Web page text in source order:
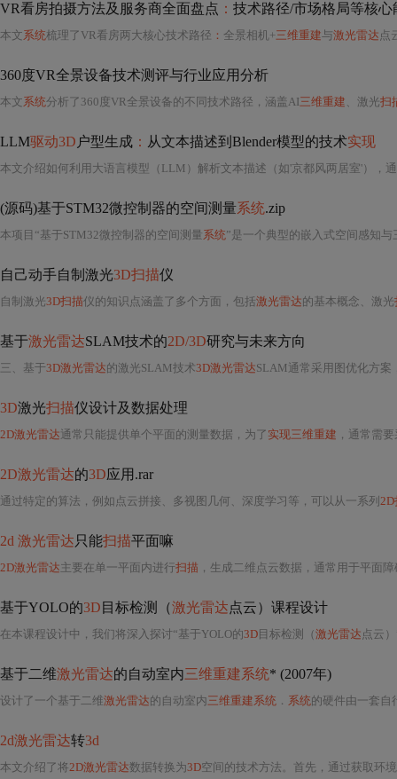
VR看房拍摄方法及服务商全面盘点 ： 技术路径/市场格局等核心
本文系统梳理了VR看房两大核心技术路径 ： 全景相机+三维重建与激光雷达 点云建模，
360度VR全景设备技术测评与行业应用分析
本文系统分析了360度VR全景设备的不同技术路径，涵盖AI三维重建 、激光扫
LLM驱动3D 户型生成 ： 从文本描述到Blender模型的技术实现
(源码)基于STM32微控制器的空间测量系统.zip
本项目“基于STM32微控制器的空间测量系统”是一个典型的嵌入式空间感知与
自己动手自制激光3D扫描仪
自制激光3D扫描仪的知识点涵盖了多个方面，包括激光雷达的基本概念、激光
基于激光雷达SLAM技术的2D/3D研究与未来方向
三、基于3D激光雷达的激光SLAM技术3D激光雷达SLAM通常采用图优化方案，处
3D激光扫描仪设计及数据处理
2D激光雷达 通常只能提供单个平面的测量数据，为了 实现三维重建 ，通常需
2D激光雷达的3D应用.rar
通过特定的算法，例如点云拼接、多视图几何、深度学习等，可以从一系列 2D
2d 激光雷达 只能扫描平面嘛
2D激光雷达主要在单一平面内进行扫描 ，生成二维点云数据，通常用于平面障碍物检测和地图构建等场景。由于其结构限制，无法直接
基于YOLO的3D 目标检测（激光雷达点云）课程设计
在本课程设计中，我们将深入探讨“基于YOLO的3D 目标检测（激光雷达 点云）”这一主题
基于二维激光雷达的自动室内三维重建系统* (2007年)
设计了一个基于二维激光雷达的自动室内三维重建系统 ． 系统的硬件由一套自
2d激光雷达转3d
本文介绍了将2D激光雷达数据转换为3D空间的技术方法。首先，通过获取环境模型